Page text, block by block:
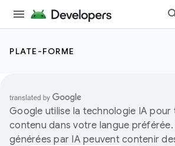
PLATE-FORME
Google utilise la technologie IA pour
contenu dans votre langue
générées par IA peuvent contenir